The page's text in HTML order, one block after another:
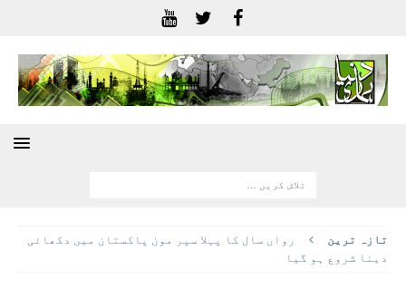
تازہ ترين
رواں سال کا پہلا سپر مون پاکستان میں دکھائی
دینا شروع ہو گیا